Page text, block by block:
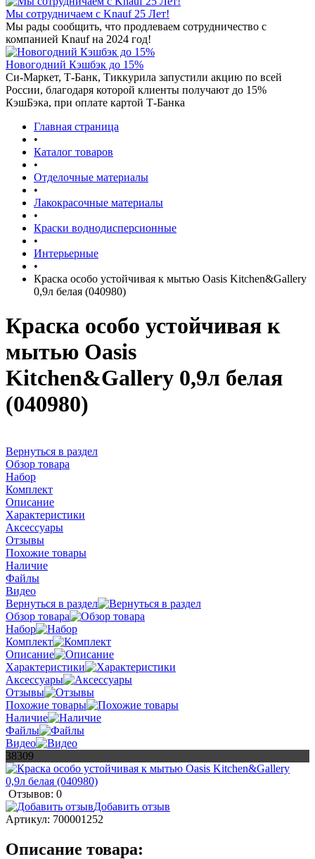
Мы сотрудничаем с Knauf 25 Лет!
Мы рады сообщить, что продлеваем сотрудничество с
компанией Knauf на 2024 год!
Новогодний Кэшбэк до 15%
Си-Маркет, Т-Банк, Тиккурила запустили акцию по всей
России, благодаря которой клиенты получают до 15%
КэшБэка, при оплате картой Т-Банка
Главная страница
•
Каталог товаров
•
Отделочные материалы
•
Лакокрасочные материалы
•
Краски воднодисперсионные
•
Интерьерные
•
Краска особо устойчивая к мытью Oasis Kitchen&Gallery
0,9л белая (040980)
Краска особо устойчивая к
мытью Oasis
Kitchen&Gallery 0,9л белая
(040980)
Вернуться в раздел
Обзор товара
Набор
Комплект
Описание
Характеристики
Аксессуары
Отзывы
Похожие товары
Наличие
Файлы
Видео
Вернуться в раздел
Обзор товара
Набор
Комплект
Описание
Характеристики
Аксессуары
Отзывы
Похожие товары
Наличие
Файлы
Видео
38309
Отзывов: 0
Добавить отзыв
Артикул: 700001252
Описание товара: